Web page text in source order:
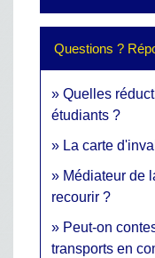
Questions ?
Quelles
étudiants ?
La carte
Médiateur de
recourir ?
Peut-on
transports en